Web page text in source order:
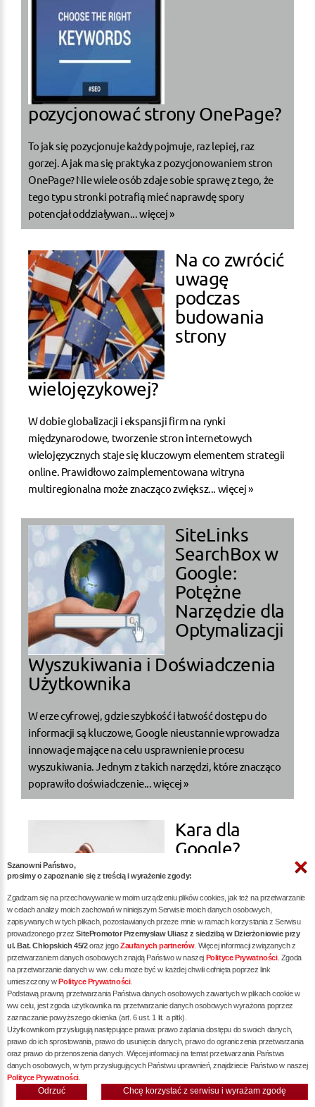
pozycjonować strony OnePage?
To jak się pozycjonuje każdy pojmuje, raz lepiej, raz
gorzej. A jak ma się praktyka z pozycjonowaniem stron
OnePage? Nie wiele osób zdaje sobie sprawę z tego, że
tego typu stronki potrafią mieć naprawdę spory
potencjał oddziaływan... więcej »
Na co zwrócić
uwagę
podczas
budowania
strony
wielojęzykowej?
W dobie globalizacji i ekspansji firm na rynki
międzynarodowe, tworzenie stron internetowych
wielojęzycznych staje się kluczowym elementem strategii
online. Prawidłowo zaimplementowana witryna
multiregionalna może znacząco zwiększ... więcej »
SiteLinks
SearchBox w
Google:
Potężne
Narzędzie dla
Optymalizacji
Wyszukiwania i Doświadczenia
Użytkownika
W erze cyfrowej, gdzie szybkość i łatwość dostępu do
informacji są kluczowe, Google nieustannie wprowadza
innowacje mające na celu usprawnienie procesu
wyszukiwania. Jednym z takich narzędzi, które znacząco
poprawiło doświadczenie...więcej »
Kara dla
Google?
więcej »
Audyt SEO -
Klucz do
Sukcesu w
Szanowni Państwo,
prosimy o zapoznanie się z treścią i wyrażenie zgody:
Zgadzam się na przechowywanie w moim urządzeniu plików cookies, jak też na przetwarzanie
w celach analizy moich zachowań w niniejszym Serwisie moich danych osobowych,
zapisywanych w tych plikach, pozostawianych przeze mnie w ramach korzystania z Serwisu
prowadzonego przezSitePromotor Przemysław Uliasz z siedzibą w Dzierżoniowie przy
ul. Bat. Chłopskich 45/2oraz jegoZaufanych partnerów. Więcej informacji związanych z
przetwarzaniem danych osobowych znajdą Państwo w naszej Polityce Prywatności. Zgoda
na przetwarzanie danych w ww. celu może być w każdej chwili cofnięta poprzez link
umieszczony wPolityce Prywatności.
Podstawą prawną przetwarzania Państwa danych osobowych zawartych w plikach cookie w
ww. celu, jest zgoda użytkownika na przetwarzanie danych osobowych wyrażona poprzez
zaznaczanie powyższego okienka (art. 6 ust. 1 lit. a pltk).
Użytkownikom przysługują następujące prawa: prawo żądania dostępu do swoich danych,
prawo do ich sprostowania, prawo do usunięcia danych, prawo do ograniczenia przetwarzania
oraz prawo do przenoszenia danych. Więcej informacji na temat przetwarzania Państwa
danych osobowych, w tym przysługujących Państwu uprawnień, znajdziecie Państwo w naszej
Polityce Prywatności
Chcę korzystać z serwisu i wyrażam zgodę
Odrzuć